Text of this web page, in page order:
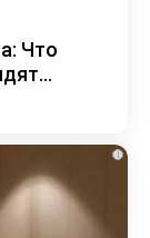
Что
i